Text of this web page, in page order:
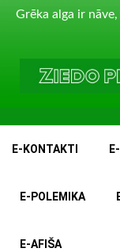
Grēka alga ir
E-KONTAKTI
E-POLEMIKA
E-AFIŠA